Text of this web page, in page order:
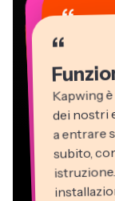
“
Kapwing
dei nostri
a entrare
subito,
“
“
“
“
“
“
“